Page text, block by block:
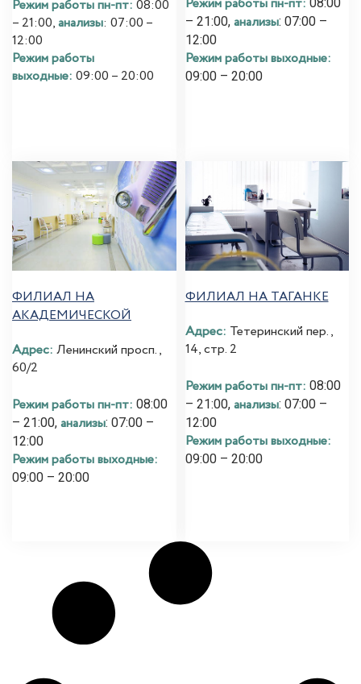
Режим работы пн-пт: 08:00
– 21:00,анализы: 07:00 –
12:00
Режим работы
выходные: 09:00 – 20:00
– 21:00, анализы: 07:00 –
12:00
Режим работы выходные:
09:00 – 20:00
ФИЛИАЛ НА
АКАДЕМИЧЕСКОЙ
Адрес: Ленинский просп.,
60/2
Режим работы пн-пт: 08:00
– 21:00, анализы: 07:00 –
12:00
Режим работы выходные:
09:00 – 20:00
ФИЛИАЛ НА ТАГАНКЕ
Адрес: Тетеринский пер.,
14, стр. 2
Режим работы пн-пт: 08:00
– 21:00, анализы: 07:00 –
12:00
Режим работы выходные:
09:00 – 20:00